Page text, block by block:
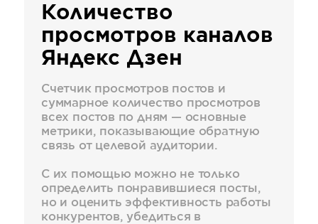
Количество
просмотров каналов
Яндекс Дзен
Счетчик просмотров постов и
суммарное количество просмотров
всех постов по дням — основные
метрики, показывающие обратную
связь от целевой аудитории.
С их помощью можно не только
определить понравившиеся посты,
но и оценить эффективность работы
конкурентов, убедиться в